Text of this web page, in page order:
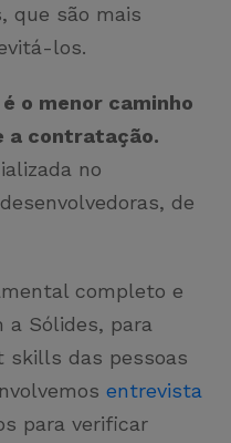
que são mais
los.
é o menor caminho
a contratação.
no
de
completo e
a Sólides, para
skills das pessoas
entrevista
para verificar